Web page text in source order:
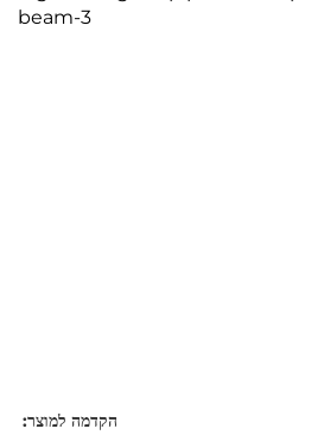
הקדמה למוצר: